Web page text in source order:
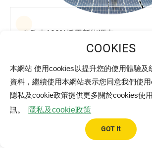
本網站 使用cookies以提升您的使用體驗及
資料，繼續使用本網站表示您同意我們使
隱私及cookie政策提供更多關於cookies使
訊。
隱私及cookie政策
GOT It
公務車100%採用新能源車
取得TUV O&M運維系統驗證
主要供應商永續績效列入評核指標，
數達80分
案場維運導入節水設備及措施，節水
全體員工男女比例達1:1